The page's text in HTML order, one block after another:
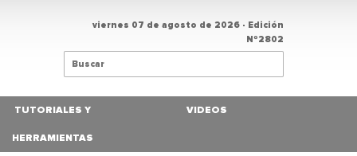
viernes 07 de agosto de 2026 - Edición
Nº2802
TUTORIALES Y
HERRAMIENTAS
VIDEOS